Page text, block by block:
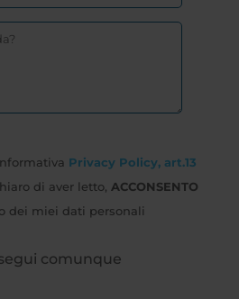
Privacy Policy, art.13
di aver letto, ACCONSENTO
dei miei dati personali
comunque